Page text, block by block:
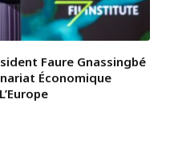
Faure Gnassingbé
Économique